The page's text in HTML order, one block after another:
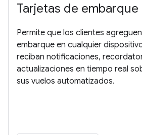
Tarjetas de embarque
Permite que los clientes
embarque en cualquier
reciban notificaciones,
actualizaciones en tiempo real
sus vuelos automatizados.